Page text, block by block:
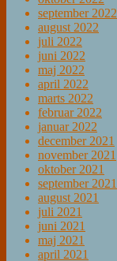
september 2022
august 2022
juli 2022
juni 2022
maj 2022
april 2022
marts 2022
februar 2022
januar 2022
december 2021
november 2021
oktober 2021
september 2021
august 2021
juli 2021
juni 2021
maj 2021
april 2021